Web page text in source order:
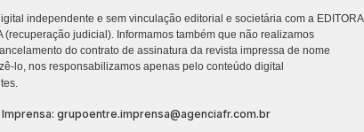
independente e sem vinculação editorial e societária com a EDITORA
(recuperação judicial). Informamos também que não realizamos
do contrato de assinatura da revista impressa de nome
lo, nos responsabilizamos apenas pelo conteúdo digital
grupoentre.imprensa@agenciafr.com.br